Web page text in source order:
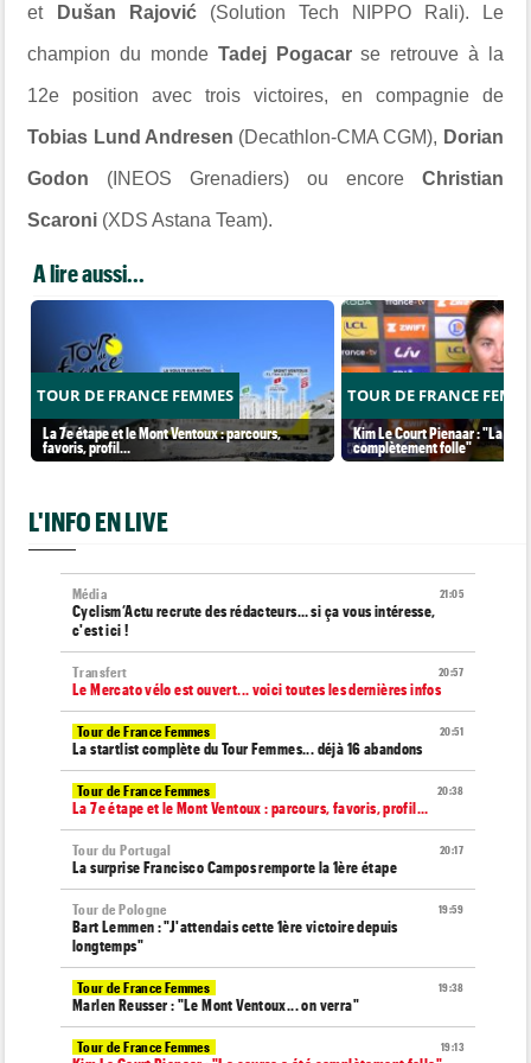
et Dušan Rajović(Solution Tech NIPPO Rali). Le
champion du monde Tadej Pogacarse retrouve à la
12e position avec trois victoires, en compagnie de
Tobias Lund Andresen (Decathlon-CMA CGM), Dorian
Godon (INEOS Grenadiers) ou encore Christian
Scaroni (XDS Astana Team).
A lire aussi...
TOUR DE FRANCE FEMMES
La 7e étape et le Mont Ventoux : parcours,
favoris, profil…
TOUR DE FRANCE
Kim Le Court Pienaar : "La
complètement folle"
L'INFO EN LIVE
21:05
Média
Cyclism’Actu recrute des rédacteurs… si ça vous intéresse,
c'est ici !
20:57
Transfert
Le Mercato vélo est ouvert... voici toutes les dernières infos
20:51
Tour de France Femmes
La startlist complète du Tour Femmes... déjà 16 abandons
20:38
Tour de France Femmes
La 7e étape et le Mont Ventoux : parcours, favoris, profil…
20:17
Tour du Portugal
La surprise Francisco Campos remporte la 1ère étape
19:59
Tour de Pologne
Bart Lemmen : "J'attendais cette 1ère victoire depuis
longtemps"
19:38
Tour de France Femmes
Marlen Reusser : "Le Mont Ventoux... on verra"
19:13
Tour de France Femmes